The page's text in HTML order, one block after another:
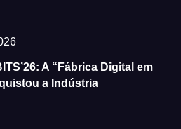
A “Fábrica Digital em
a Indústria